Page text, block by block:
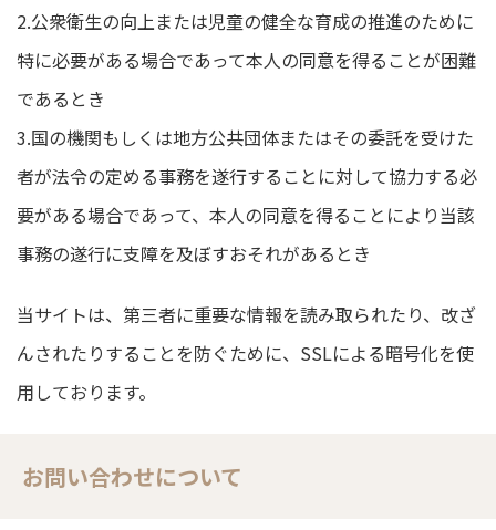
2.公衆衛生の向上または児童の健全な育成の推進のために
特に必要がある場合であって本人の同意を得ることが困難
であるとき
3.国の機関もしくは地方公共団体またはその委託を受けた
者が法令の定める事務を遂行することに対して協力する必
要がある場合であって、本人の同意を得ることにより当該
事務の遂行に支障を及ぼすおそれがあるとき
当サイトは、第三者に重要な情報を読み取られたり、改ざ
んされたりすることを防ぐために、SSLによる暗号化を使
用しております。
お問い合わせについて